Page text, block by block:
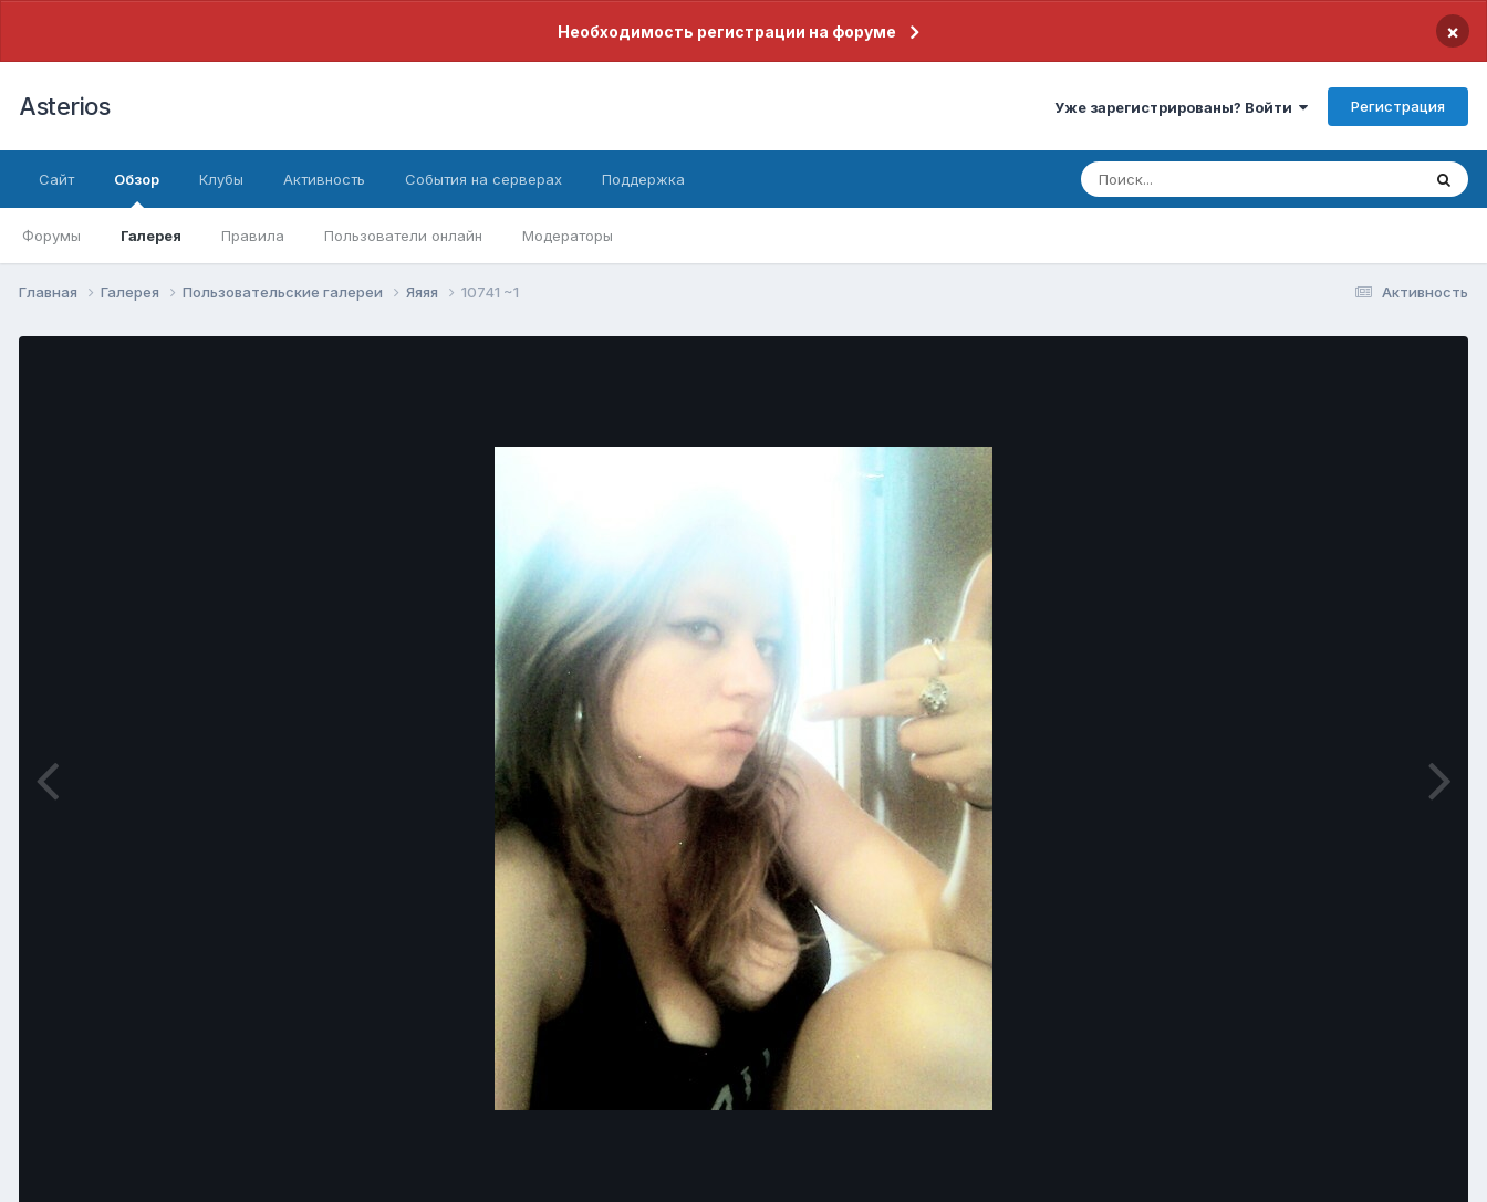
Необходимость регистрации на форуме ×
Asterios Уже зарегистрированы? Войти Регистрация
Сайт Обзор
Форумы Галерея Правила Пользователи онлайн Модераторы
Клубы Активность События на серверах Поддержка
Активность
Главная Галерея Пользовательские галереи Яяяя 10741 ~1